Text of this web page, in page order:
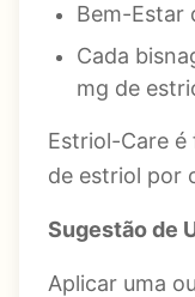
Bem-Estar
Cada
mg de
Estriol-Care
de estriol por
Sugestão de
Aplicar uma